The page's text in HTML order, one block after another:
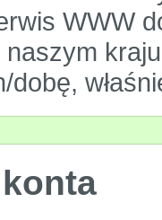
WWW